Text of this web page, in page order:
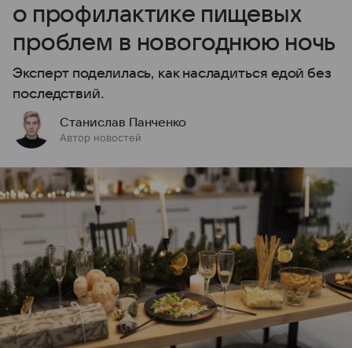
о профилактике пищевых
проблем в новогоднюю ночь
Эксперт поделилась, как насладиться едой без
последствий.
Станислав Панченко
Автор новостей